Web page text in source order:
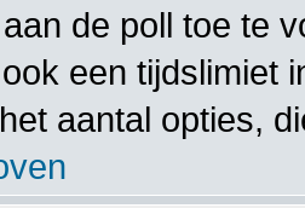
de poll toe te
een tijdslimiet
aantal opties,